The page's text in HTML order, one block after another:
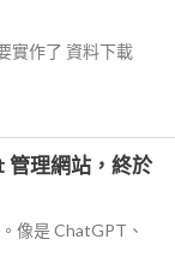
實作了 資料下載
管理網站，終於
像是 ChatGPT、